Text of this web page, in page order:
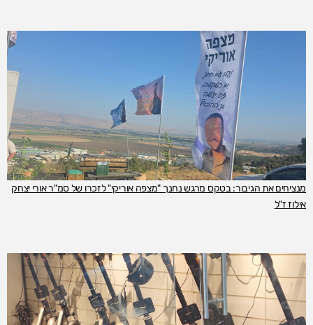
מנציחים את הגיבור: בטקס מרגש נחנך "מצפה אוריקי" לזכרו של סמ"ר אורי יצחק
אילוז ז"ל